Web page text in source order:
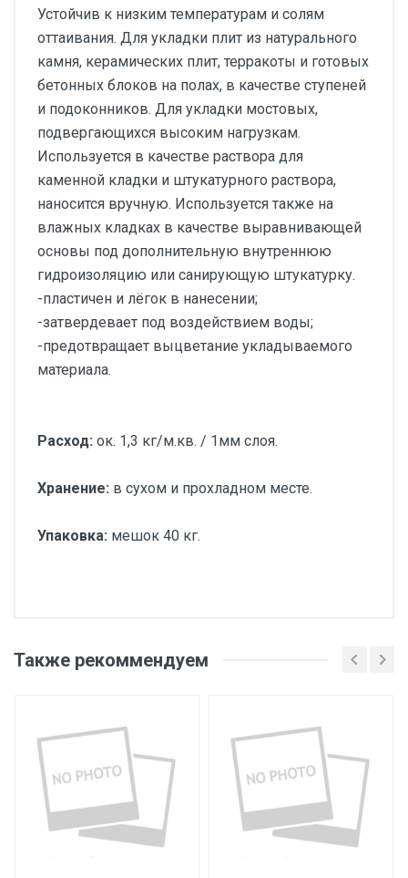
Устойчив к низким температурам и солям
оттаивания. Для укладки плит из натурального
камня, керамических плит, терракоты и готовых
бетонных блоков на полах, в качестве ступеней
и подоконников. Для укладки мостовых,
подвергающихся высоким нагрузкам.
Используется в качестве раствора для
каменной кладки и штукатурного раствора,
наносится вручную. Используется также на
влажных кладках в качестве выравнивающей
основы под дополнительную внутреннюю
гидроизоляцию или санирующую штукатурку.
-пластичен и лёгок в нанесении;
-затвердевает под воздействием воды;
-предотвращает выцветание укладываемого
материала.
Расход: ок. 1,3 кг/м.кв. / 1мм слоя.
Хранение: в сухом и прохладном месте.
Упаковка: мешок 40 кг.
Также рекоммендуем